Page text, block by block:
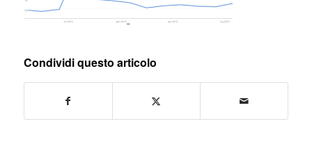
Condividi questo articolo